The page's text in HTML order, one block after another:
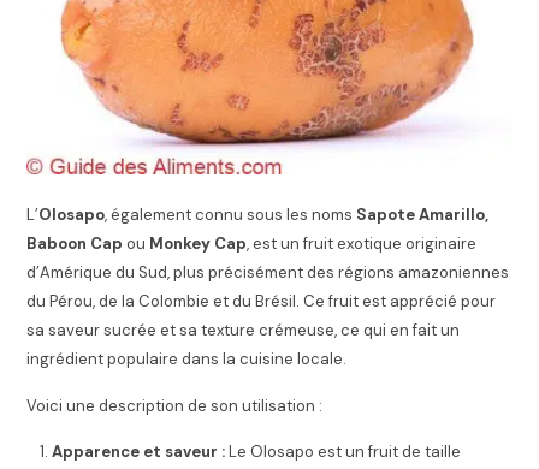
L’Olosapo, également connu sous les noms Sapote Amarillo,
Baboon Cap ou Monkey Cap, est un fruit exotique originaire
d’Amérique du Sud, plus précisément des régions amazoniennes
du Pérou, de la Colombie et du Brésil. Ce fruit est apprécié pour
sa saveur sucrée et sa texture crémeuse, ce qui en fait un
ingrédient populaire dans la cuisine locale.
Voici une description de son utilisation :
Apparence et saveur :Le Olosapo est un fruit de taille